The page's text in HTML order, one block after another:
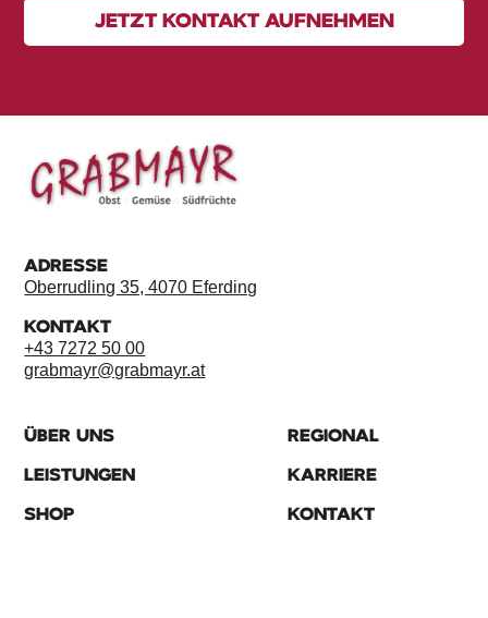
JETZT KONTAKT AUFNEHMEN
ADRESSE
Oberrudling 35, 4070 Eferding
KONTAKT
+43 7272 50 00
grabmayr@grabmayr.at
ÜBER UNS
LEISTUNGEN
SHOP
REGIONAL
KARRIERE
KONTAKT